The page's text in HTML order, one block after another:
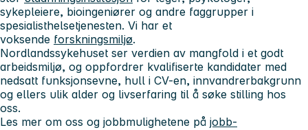
sykepleiere, bioingeniører og andre faggrupper i
spesialisthelsetjenesten. Vi har et
voksende forskningsmiljø.
Nordlandssykehuset ser verdien av mangfold i et godt
arbeidsmiljø, og oppfordrer kvalifiserte kandidater med
nedsatt funksjonsevne, hull i CV-en, innvandrerbakgrunn
og ellers ulik alder og livserfaring til å søke stilling hos
oss.
Les mer om oss og jobbmulighetene på jobb-